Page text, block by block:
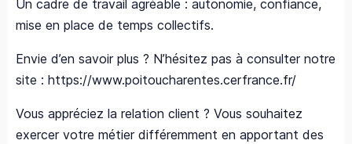
Un cadre de travail agréable : autonomie, confiance,
mise en place de temps collectifs.
Envie d’en savoir plus ? N’hésitez pas à consulter notre
site : https://www.poitoucharentes.cerfrance.fr/
Vous appréciez la relation client ? Vous souhaitez
exercer votre métier différemment en apportant des